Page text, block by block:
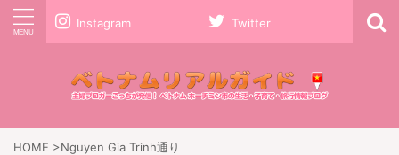
Instagram Twitter
HOME >Nguyen Gia Trinh通り